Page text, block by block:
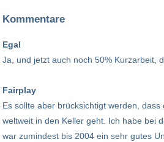
Kommentare
Egal
Ja, und jetzt auch noch 50% Kurzarbeit,
Fairplay
Es sollte aber brücksichtigt werden,
weltweit in den Keller geht. Ich habe bei
war zumindest bis 2004 ein sehr gutes